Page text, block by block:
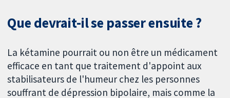
Que devrait-il se passer ensuite ?
La kétamine pourrait ou non être un médicament
efficace en tant que traitement d'appoint aux
stabilisateurs de l'humeur chez les personnes
souffrant de dépression bipolaire, mais comme la